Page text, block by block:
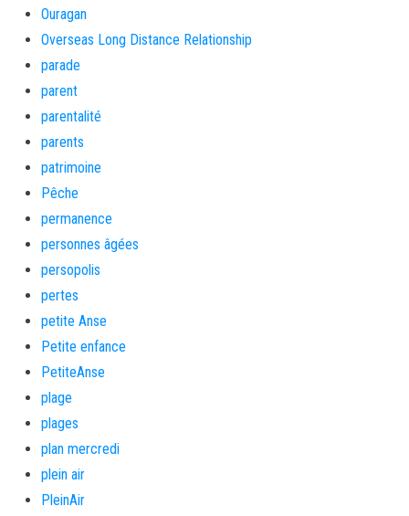
Ouragan
Overseas Long Distance Relationship
parade
parent
parentalité
parents
patrimoine
Pêche
permanence
personnes âgées
persopolis
pertes
petite Anse
Petite enfance
PetiteAnse
plage
plages
plan mercredi
plein air
PleinAir